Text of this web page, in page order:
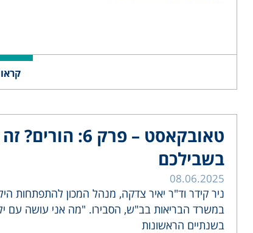
טאובקאסט – פרק 6: הורים? זה
בשבילכם
08.06.2025
ניר קידר וד"ר יאיר צדקה, מנהל המכון להתפתחות
במשרד הבריאות בב"ש, הסבירו. "מה אני עושה עם
בשנתיים הראשונות